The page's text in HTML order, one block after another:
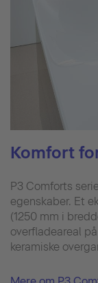
Komfort
P3 Comforts
egenskaber. Et
(1250 mm i
overfladeareal
keramiske